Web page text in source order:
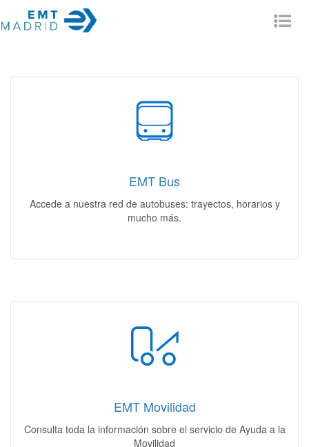
EMT Bus
Accede a nuestra red de autobuses: trayectos, horarios y
mucho más.
Muévete en Bus
Acceso
EMT Movilidad
Consulta toda la información sobre el servicio de Ayuda a la
Movilidad
Ayuda a la Movilidad
Acceso